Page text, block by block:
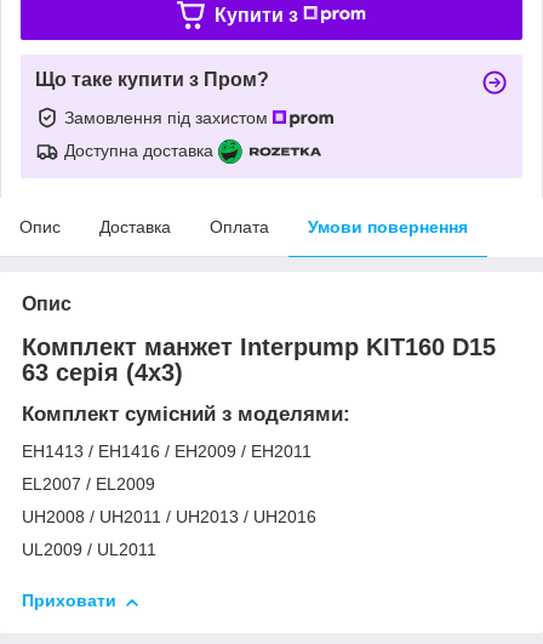
Купити з
Що таке купити з Пром?
Замовлення під захистом
Доступна доставка
Опис Доставка Оплата Умови повернення
Опис
Комплект манжет Interpump KIT160 D15
63 серія (4х3)
Комплект сумісний з моделями:
EH1413 / EH1416 / EH2009 / EH2011
EL2007 / EL2009
UH2008 / UH2011 / UH2013 / UH2016
UL2009 / UL2011
Приховати